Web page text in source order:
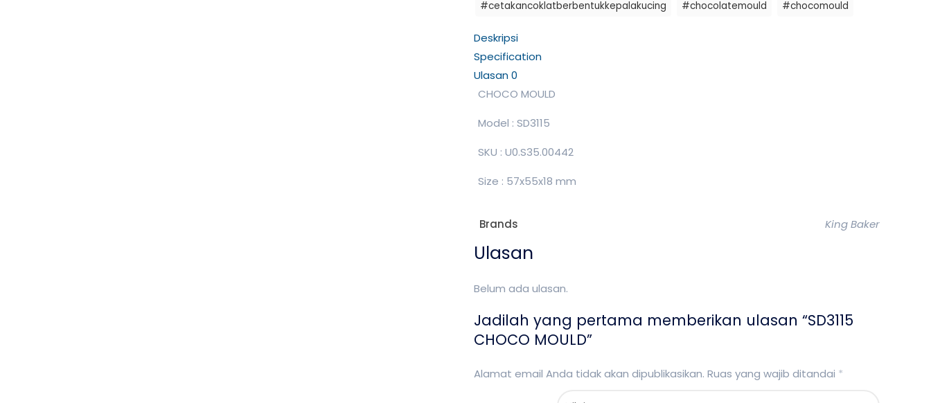
#cetakancoklatberbentukkepalakucing
#chocolatemould #chocomould
Deskripsi
Specification
Ulasan0
CHOCO MOULD
Model : SD3115
SKU : U0.S35.00442
Size : 57x55x18 mm
Brands King Baker
Ulasan
Belum ada ulasan.
Jadilah yang pertama memberikan ulasan “SD3115
CHOCO MOULD”
Alamat email Anda tidak akan dipublikasikan. Ruas yang wajib ditandai *